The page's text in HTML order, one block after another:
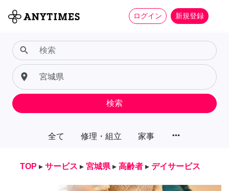
ログイン 新規登録
全て 修理・組立 家事 more_horiz
search
place
検索
TOP ▸ サービス ▸ 宮城県 ▸ 高齢者 ▸ デイサービス